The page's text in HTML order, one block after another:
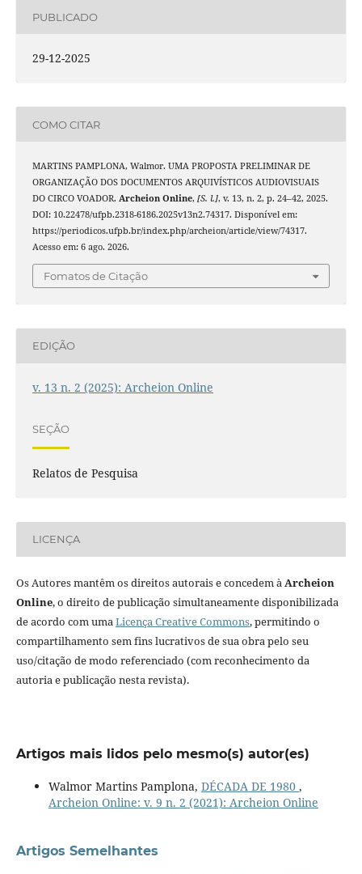
PUBLICADO
29-12-2025
COMO CITAR
MARTINS PAMPLONA, Walmor. UMA PROPOSTA PRELIMINAR DE
ORGANIZAÇÃO DOS DOCUMENTOS ARQUIVÍSTICOS AUDIOVISUAIS
DO CIRCO VOADOR. Archeion Online, [S. l.], v. 13, n. 2, p. 24–42, 2025.
DOI: 10.22478/ufpb.2318-6186.2025v13n2.74317. Disponível em:
https://periodicos.ufpb.br/index.php/archeion/article/view/74317.
Acesso em: 6 ago. 2026.
Fomatos de Citação
EDIÇÃO
v. 13 n. 2 (2025): Archeion Online
SEÇÃO
Relatos de Pesquisa
LICENÇA
Os Autores mantêm os direitos autorais e concedem àArcheion
Online, o direito de publicação simultaneamente disponibilizada
de acordo com umaLicença Creative Commons, permitindo o
compartilhamento sem fins lucrativos de sua obra pelo seu
uso/citação de modo referenciado (com reconhecimento da
autoria e publicação nesta revista).
Artigos mais lidos pelo mesmo(s) autor(es)
Walmor Martins Pamplona, DÉCADA DE 1980 ,
Archeion Online: v. 9 n. 2 (2021): Archeion Online
Artigos Semelhantes